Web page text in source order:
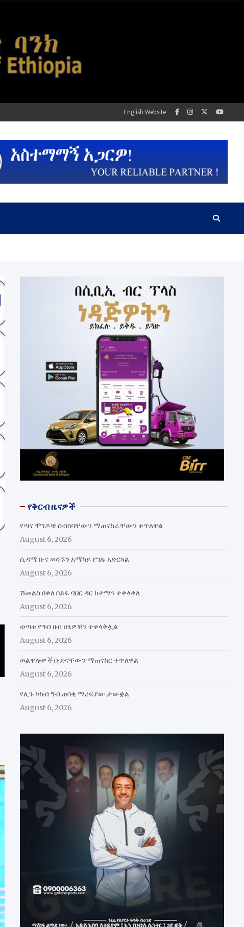
English Website
የቅርብ ዜናዎች
የጣና ሞገዶቹ ስብስባቸውን ማጠናከራቸውን ቀጥለዋል
August 6, 2026
ሲዳማ ቡና ወሳኙን አማካይ የግሉ አድርጓል
August 6, 2026
ሽመልስ በቀለ በይፋ ባህር ዳር ከተማን ተቀላቀለ
August 6, 2026
ወጣቱ የግብ ዘብ ዐፄዎቹን ተቀላቅሏል
August 6, 2026
ወልዋሎዎች ቡድናቸውን ማጠናከር ቀጥለዋል
August 6, 2026
የሊጉ ኮከብ ግብ ጠባቂ ማረፍያው ታውቋል
August 6, 2026